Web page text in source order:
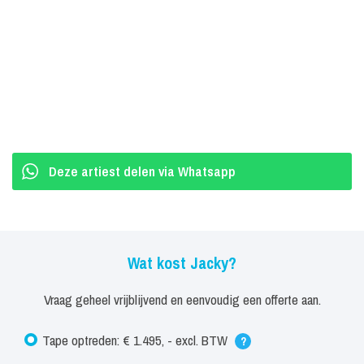
hebben.'
ik in Nashville Sarah Evans optreden. Toen ik haar A Real Fine
Place To Start hoorde, wist ik meteen dat ik dit ooit in mijn versie
zingen!’.
Deze artiest delen via Whatsapp
Wat kost Jacky?
Vraag geheel vrijblijvend en eenvoudig een offerte aan.
Tape optreden: € 1.495, - excl. BTW ?